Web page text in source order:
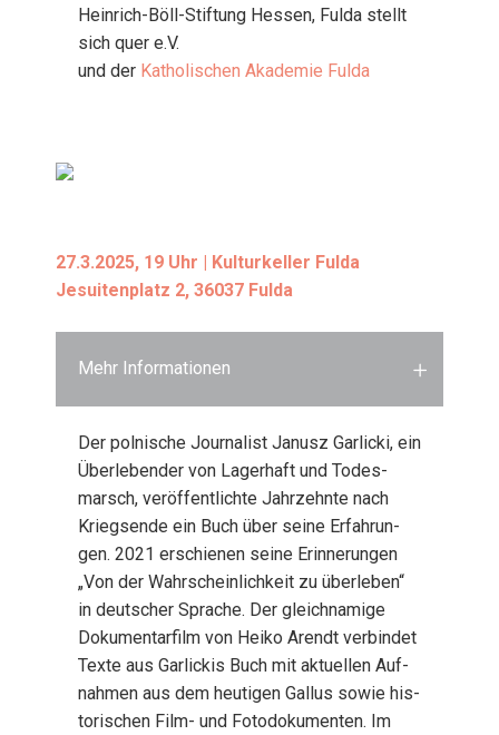
Hein­rich-Böll-Stif­tung Hes­sen, Ful­da stellt
sich quer e.V.
und der Katho­li­schen Aka­de­mie Ful­da
27.3.2025, 19 Uhr | Kul­tur­kel­ler Ful­da
Jesui­ten­platz 2, 36037 Ful­da
Mehr Informationen
Der pol­ni­sche Jour­na­list Janusz Gar­li­cki, ein
Über­le­ben­der von Lager­haft und Todes­
marsch, ver­öf­fent­lich­te Jahr­zehn­te nach
Kriegs­en­de ein Buch über sei­ne Erfah­run­
gen. 2021 erschie­nen sei­ne Erin­ne­run­gen
„Von der Wahr­schein­lich­keit zu über­le­ben“
in deut­scher Spra­che. Der gleich­na­mi­ge
Doku­men­tar­film von Hei­ko Are­ndt ver­bin­det
Tex­te aus Gar­li­ckis Buch mit aktu­el­len Auf­
nah­men aus dem heu­ti­gen Gal­lus sowie his­
to­ri­schen Film- und Foto­do­ku­men­ten. Im